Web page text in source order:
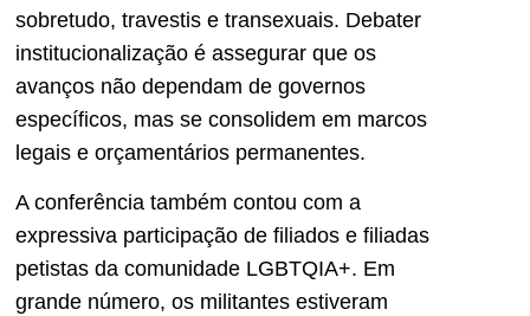
sobretudo, travestis e transexuais. Debater
institucionalização é assegurar que os
avanços não dependam de governos
específicos, mas se consolidem em marcos
legais e orçamentários permanentes.
A conferência também contou com a
expressiva participação de filiados e filiadas
petistas da comunidade LGBTQIA+. Em
grande número, os militantes estiveram